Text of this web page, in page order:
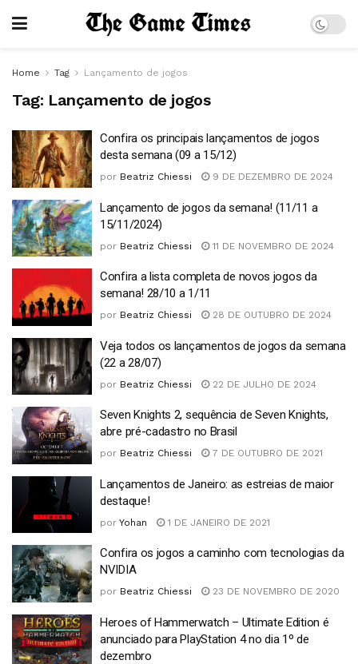
Home Tag Lançamento de jogos
Tag: Lançamento de jogos
Confira os principais lançamentos de jogos
desta semana (09 a 15/12)
por Beatriz Chiessi 9 DE DEZEMBRO DE 2024
Lançamento de jogos da semana! (11/11 a
15/11/2024)
por Beatriz Chiessi 11 DE NOVEMBRO DE 2024
Confira a lista completa de novos jogos da
semana! 28/10 a 1/11
por Beatriz Chiessi 28 DE OUTUBRO DE 2024
Veja todos os lançamentos de jogos da semana
(22 a 28/07)
por Beatriz Chiessi 22 DE JULHO DE 2024
Seven Knights 2, sequência de Seven Knights,
abre pré-cadastro no Brasil
por Beatriz Chiessi 7 DE OUTUBRO DE 2021
Lançamentos de Janeiro: as estreias de maior
destaque!
por Yohan 1 DE JANEIRO DE 2021
Confira os jogos a caminho com tecnologias da
NVIDIA
por Beatriz Chiessi 23 DE NOVEMBRO DE 2020
Heroes of Hammerwatch – Ultimate Edition é
anunciado para PlayStation 4 no dia 1º de
dezembro